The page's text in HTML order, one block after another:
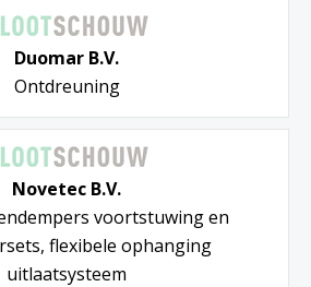
Duomar B.V.
Ontdreuning
Novetec B.V.
voortstuwing en
flexibele ophanging
uitlaatsysteem